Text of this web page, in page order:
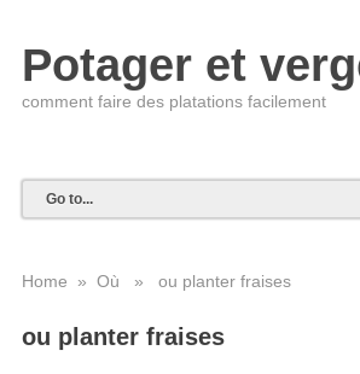
Potager et
comment faire des platations facilement
Home » Où » ou planter fraises
ou planter fraises